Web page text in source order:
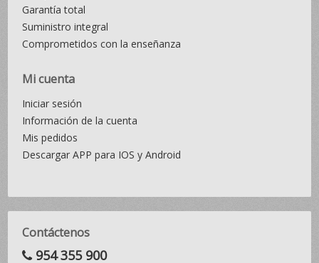
Garantía total
Suministro integral
Comprometidos con la enseñanza
Mi cuenta
Iniciar sesión
Información de la cuenta
Mis pedidos
Descargar APP para IOS y Android
Contáctenos
954 355 900